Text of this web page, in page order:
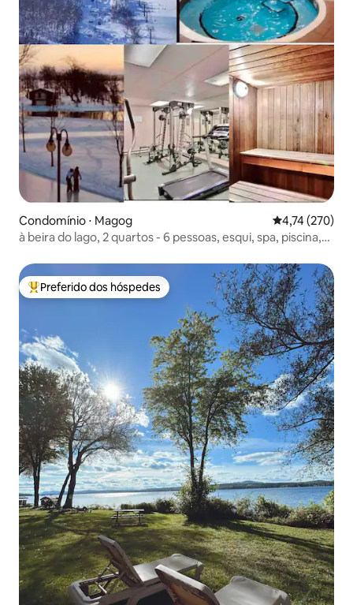
Condomínio ⋅ Magog 4,74 de uma
4,74 (270)
à beira do lago, 2 quartos - 6 pessoas, esqui, spa, piscina,
Entre os melhores preferidos dos hóspedes
Preferido dos hóspedes